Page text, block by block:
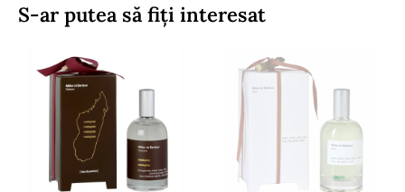
S-ar putea să fiți interesat